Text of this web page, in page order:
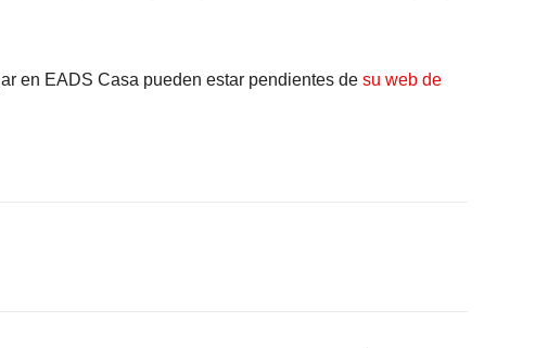
en EADS Casa pueden estar pendientes de su web de